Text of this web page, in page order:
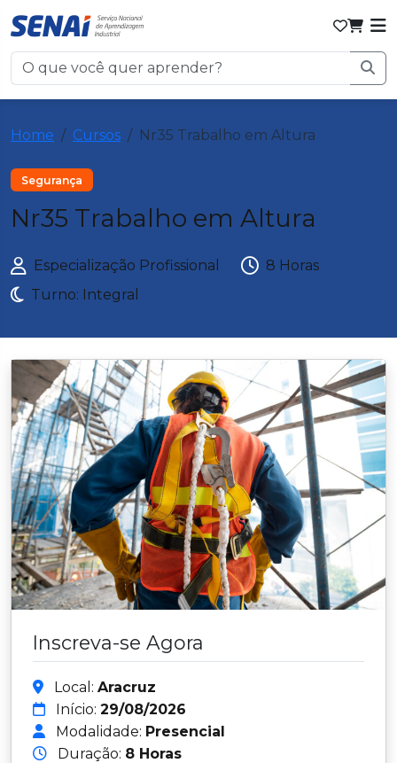
Home Cursos Nr35 Trabalho em Altura
Segurança
Nr35 Trabalho em Altura
Especialização Profissional
8 Horas
Turno: Integral
Inscreva-se Agora
Local: Aracruz
Início: 29/08/2026
Modalidade: Presencial
Duração: 8 Horas